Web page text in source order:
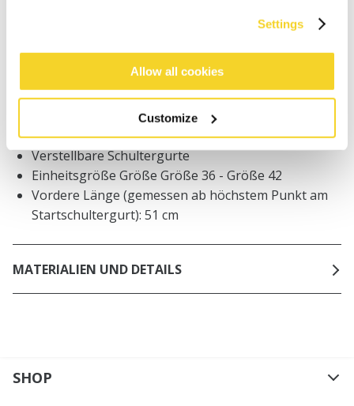
Settings
Allow all cookies
Customize
Weiches, doppellagiges Oberteil
100% Baumwolle
Verstellbare Schultergurte
Einheitsgröße Größe Größe 36 - Größe 42
Vordere Länge (gemessen ab höchstem Punkt am
Startschultergurt): 51 cm
MATERIALIEN UND DETAILS
SHOP